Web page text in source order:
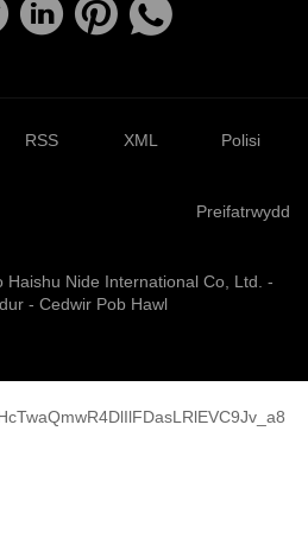
RSS XML Polisi
Preifatrwydd
Nide International Co, Ltd. -
- Cedwir Pob Hawl